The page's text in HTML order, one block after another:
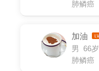
肺鳞癌
加油
男 66岁
肺鳞癌